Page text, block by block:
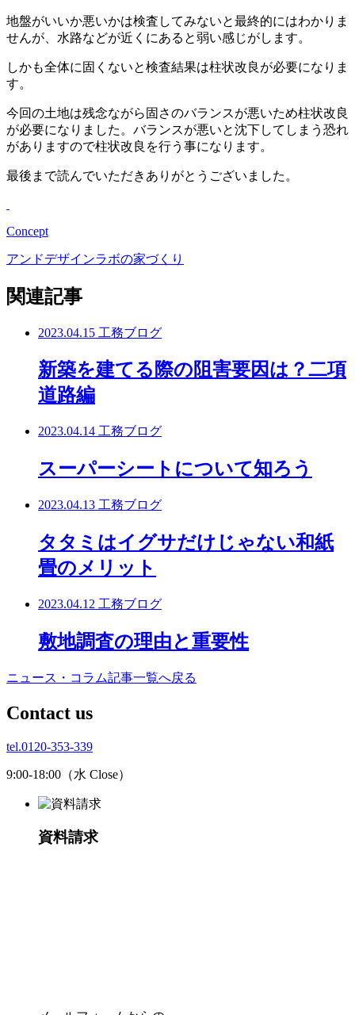
地盤がいいか悪いかは検査してみないと最終的にはわかりま
せんが、水路などが近くにあると弱い感じがします。
しかも全体に固くないと検査結果は柱状改良が必要になりま
す。
今回の土地は残念ながら固さのバランスが悪いため柱状改良
が必要になりました。バランスが悪いと沈下してしまう恐れ
がありますので柱状改良を行う事になります。
最後まで読んでいただきありがとうございました。
Concept
アンドデザインラボの家づくり
関連記事
2023.04.15 工務ブログ
新築を建てる際の阻害要因は？二項
道路編
2023.04.14 工務ブログ
スーパーシートについて知ろう
2023.04.13 工務ブログ
タタミはイグサだけじゃない和紙
畳のメリット
2023.04.12 工務ブログ
敷地調査の理由と重要性
ニュース・コラム記事一覧へ戻る
Contact us
tel.0120-353-339
9:00-18:00（水 Close）
資料請求